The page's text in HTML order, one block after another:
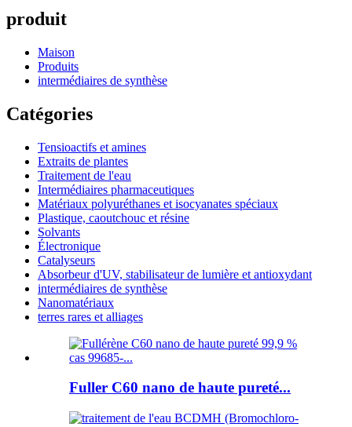
produit
Maison
Produits
intermédiaires de synthèse
Catégories
Tensioactifs et amines
Extraits de plantes
Traitement de l'eau
Intermédiaires pharmaceutiques
Matériaux polyuréthanes et isocyanates spéciaux
Plastique, caoutchouc et résine
Solvants
Électronique
Catalyseurs
Absorbeur d'UV, stabilisateur de lumière et antioxydant
intermédiaires de synthèse
Nanomatériaux
terres rares et alliages
Fuller C60 nano de haute pureté...